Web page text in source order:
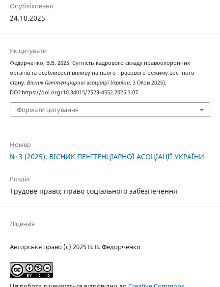
Опубліковано
24.10.2025
Як цитувати
Федорченко, В.В. 2025. Сутність кадрового складу правоохоронних
органів та особливості впливу на нього правового режиму воєнного
стану. Вісник Пенітенціарної асоціації України. 3 (Жов 2025).
DOI:https://doi.org/10.34015/2523-4552.2025.3.07.
Формати цитування
Номер
№ 3 (2025): ВІСНИК ПЕНІТЕНЦІАРНОЇ АСОЦІАЦІЇ УКРАЇНИ
Розділ
Трудове право; право соціального забезпечення
Ліцензія
Авторське право (c) 2025 В. В. Федорченко